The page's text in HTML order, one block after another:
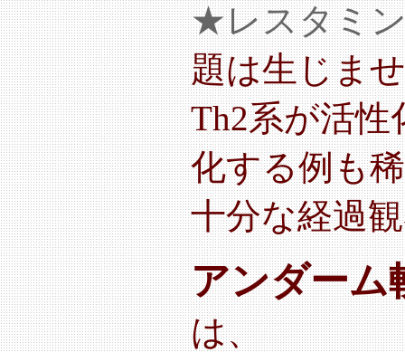
★レスタミ
題は生じま
Th2系が活
化する例も
十分な経過
アンダーム
は、